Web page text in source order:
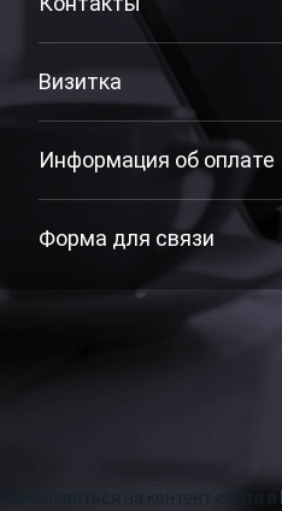
Визитка
Информация об оплате
Форма для связи
Пожаловаться на контент cайта в